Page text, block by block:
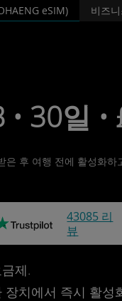
eSIM) 비즈
• 30일 •
후 여행 전에 활성화
43085 리
뷰
제.
치에서 즉시 활성